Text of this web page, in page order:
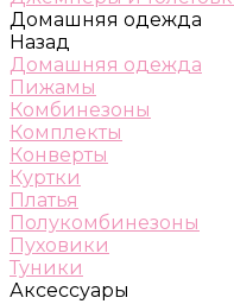
Домашняя одежда
Назад
Домашняя одежда
Пижамы
Комбинезоны
Комплекты
Конверты
Куртки
Платья
Полукомбинезоны
Пуховики
Туники
Аксессуары